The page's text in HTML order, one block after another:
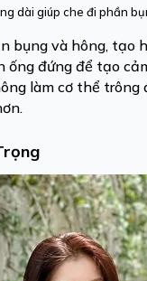
dài giúp che đi phần
bụng và hông, tạo
ống đứng để tạo
làm cơ thể